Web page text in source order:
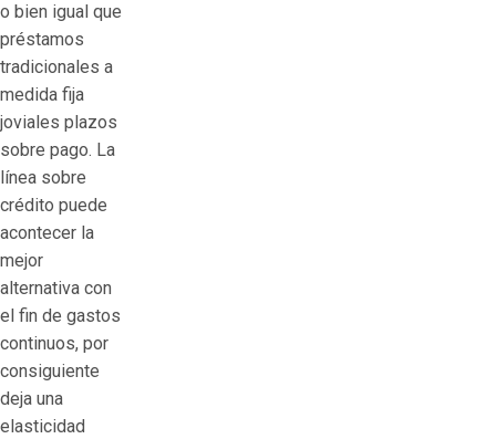
o bien igual que
préstamos
tradicionales a
medida fija
joviales plazos
sobre pago. La
línea sobre
crédito puede
acontecer la
mejor
alternativa con
el fin de gastos
continuos, por
consiguiente
deja una
elasticidad